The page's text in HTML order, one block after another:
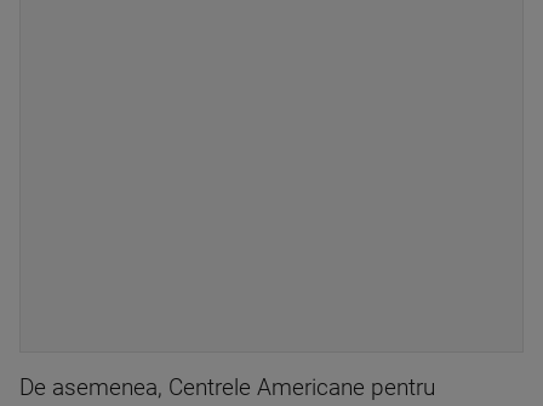
De asemenea, Centrele Americane pentru